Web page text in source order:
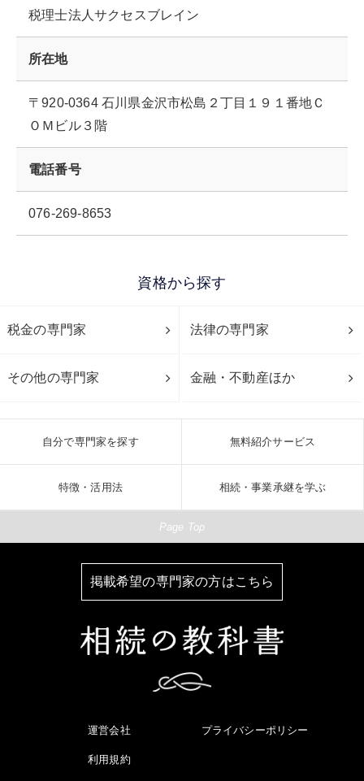
税理士法人サクセスブレイン
所在地
〒920-0364 石川県金沢市松島２丁目１９１番地Ｃ
ＯＭビル３階
電話番号
076-269-8653
資格から探す
税金の専門家 法律の専門家
その他の専門家 金融・不動産ほか
自分で専門家を探す 無料紹介サービス
特徴・活用法 相続・事業承継を学ぶ
Page Top
掲載希望の専門家の方はこちら
運営会社 プライバシーポリシー
利用規約